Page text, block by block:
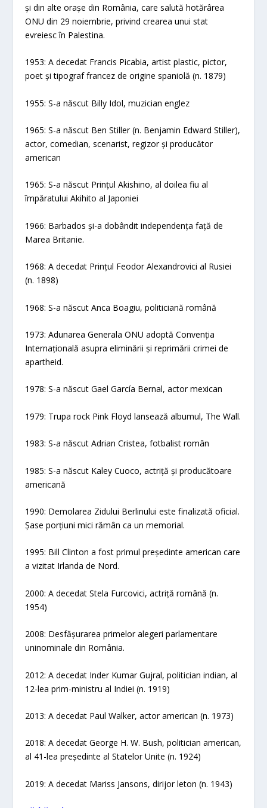
și din alte orașe din România, care salută hotărârea
ONU din 29 noiembrie, privind crearea unui stat
evreiesc în Palestina.
1953: A decedat Francis Picabia, artist plastic, pictor,
poet și tipograf francez de origine spaniolă (n. 1879)
1955: S-a născut Billy Idol, muzician englez
1965: S-a născut Ben Stiller (n. Benjamin Edward Stiller),
actor, comedian, scenarist, regizor și producător
american
1965: S-a născut Prințul Akishino, al doilea fiu al
împăratului Akihito al Japoniei
1966: Barbados și-a dobândit independența față de
Marea Britanie.
1968: A decedat Prințul Feodor Alexandrovici al Rusiei
(n. 1898)
1968: S-a născut Anca Boagiu, politiciană română
1973: Adunarea Generala ONU adoptă Convenția
Internațională asupra eliminării și reprimării crimei de
apartheid.
1978: S-a născut Gael García Bernal, actor mexican
1979: Trupa rock Pink Floyd lansează albumul, The Wall.
1983: S-a născut Adrian Cristea, fotbalist român
1985: S-a născut Kaley Cuoco, actriță și producătoare
americană
1990: Demolarea Zidului Berlinului este finalizată oficial.
Șase porțiuni mici rămân ca un memorial.
1995: Bill Clinton a fost primul președinte american care
a vizitat Irlanda de Nord.
2000: A decedat Stela Furcovici, actriță română (n.
1954)
2008: Desfășurarea primelor alegeri parlamentare
uninominale din România.
2012: A decedat Inder Kumar Gujral, politician indian, al
12-lea prim-ministru al Indiei (n. 1919)
2013: A decedat Paul Walker, actor american (n. 1973)
2018: A decedat George H. W. Bush, politician american,
al 41-lea președinte al Statelor Unite (n. 1924)
2019: A decedat Mariss Jansons, dirijor leton (n. 1943)